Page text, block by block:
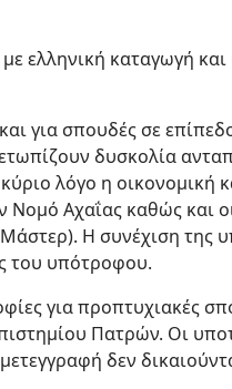
ελληνική καταγωγή
για σπουδές σε
δυσκολία
λόγο η
Αχαΐας καθώς και
Η συνέχιση της
του υπότροφου.
για προπτυχιακές
Πατρών. Οι
δεν